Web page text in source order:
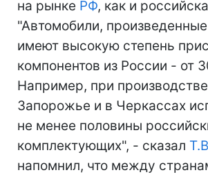
на рынке РФ, как и
"Автомобили,
имеют высокую степень
компонентов из России - от
Например, при
Запорожье и в Черкассах
не менее половины
комплектующих", - сказал
напомнил, что между